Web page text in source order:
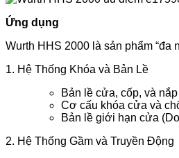
Ứng dụng
Wurth HHS 2000 là sản phẩm
1. Hệ Thống Khóa và Bản Lề
Bản lề cửa, cốp, và
Cơ cấu khóa cửa và
Bản lề giới hạn cửa
2. Hệ Thống Gầm và Truyền Động